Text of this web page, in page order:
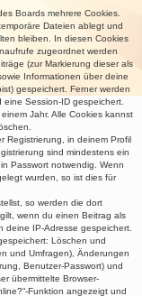
Boards mehrere Cookies.
Dateien ablegt und
bleiben. In diesen Cookies
zugeordnet werden
(zur Markierung dieser als
Informationen über deine
gespeichert. Ferner werden
Session-ID gespeichert.
Jahr. Alle Cookies kannst
Registrierung, in deinem Profil
sind mindestens ein
Passwort notwendig. Wenn
wurden, so ist dies für
so werden die dort
wenn du einen Beitrag als
deine IP-Adresse gespeichert.
Löschen und
und Umfragen), Änderungen
Benutzer-Passwort) und
übermittelte Browser-
Funktion angezeigt und